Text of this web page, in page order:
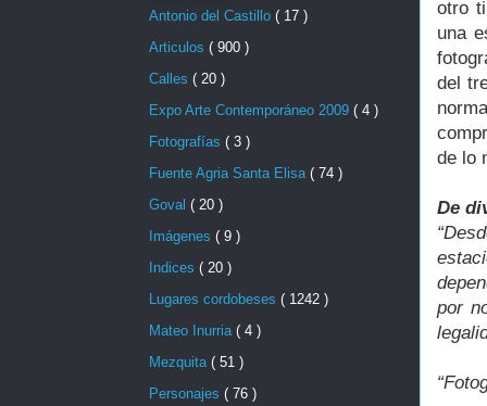
otro
una
del
de lo
De
por
Antonio del Castillo ( 17 )
Articulos ( 900 )
Calles ( 20 )
Expo Arte Contemporáneo 2009 ( 4 )
Fotografías ( 3 )
Fuente Agria Santa Elisa ( 74 )
Goval ( 20 )
Imágenes ( 9 )
Indices ( 20 )
Lugares cordobeses ( 1242 )
Mateo Inurria ( 4 )
Mezquita ( 51 )
Personajes ( 76 )